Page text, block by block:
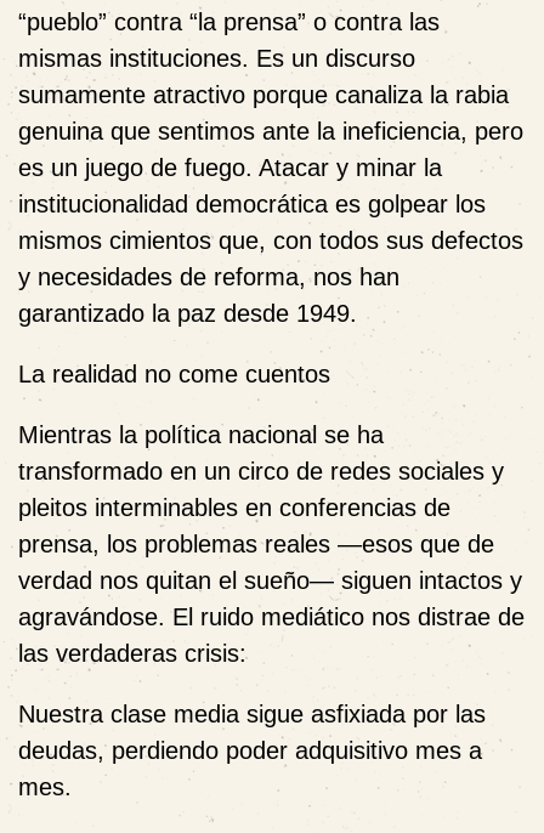
“pueblo” contra “la prensa” o contra las
mismas instituciones. Es un discurso
sumamente atractivo porque canaliza la rabia
genuina que sentimos ante la ineficiencia, pero
es un juego de fuego. Atacar y minar la
institucionalidad democrática es golpear los
mismos cimientos que, con todos sus defectos
y necesidades de reforma, nos han
garantizado la paz desde 1949.
La realidad no come cuentos
Mientras la política nacional se ha
transformado en un circo de redes sociales y
pleitos interminables en conferencias de
prensa, los problemas reales —esos que de
verdad nos quitan el sueño— siguen intactos y
agravándose. El ruido mediático nos distrae de
las verdaderas crisis:
Nuestra clase media sigue asfixiada por las
deudas, perdiendo poder adquisitivo mes a
mes.